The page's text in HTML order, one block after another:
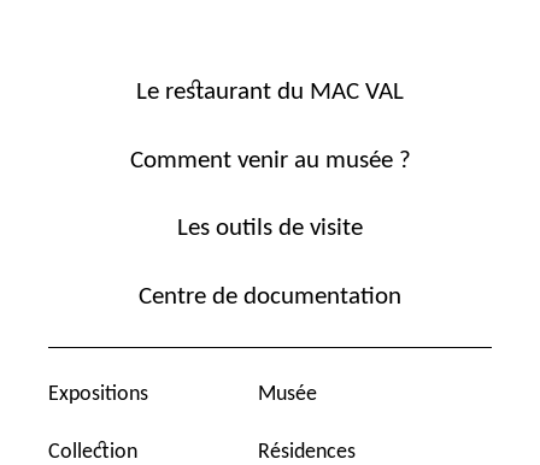
Le restaurant du MAC VAL
Comment venir au musée ?
Les outils de visite
Centre de documentation
Expositions
Collection
Musée
Résidences